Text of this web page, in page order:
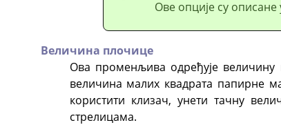
Ове опције су описане
Величина плочице
Ова променљива одређује величину
величина малих квадрата папирне
користити клизач, унети тачну
стрелицама.